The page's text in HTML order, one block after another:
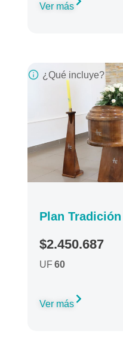
¿Qué incluye?
Ver más
Plan
$2.450.687
UF 60
Ver más